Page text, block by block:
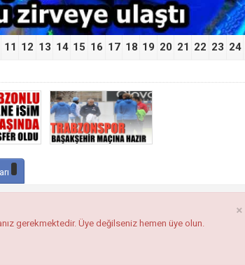
11 12 13 14 15 16 17 18 19 20 21 22 23 24
×
gerekmektedir. Üye değilseniz hemen üye olun.